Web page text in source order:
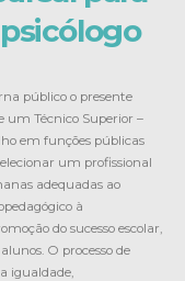
público o presente
Técnico Superior –
em funções públicas
um profissional
adequadas ao
à
do sucesso escolar,
O processo de
igualdade,